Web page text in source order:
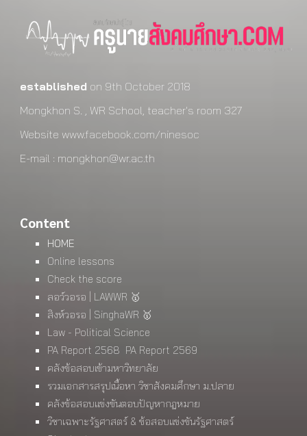
established on 9th October 2018
Mongkhon S. , WR School, teacher's room 327
Website www.facebook.com/ninesoc
E-mail : mongkhon@wr.ac.th
Content
HOME
Online lessons
Check the score
ลอว์วอรอ | LAWWR 🥇
สิงห์วอรอ | SinghaWR 🥇
Law - Political Science
PA Report 2568 PA Report 2569
คลังข้อสอบเข้ามหาวิทยาลัย
รวมเอกสารสรุปเนื้อหา วิชาสังคมศึกษา ม.ปลาย
คลังข้อสอบแข่งขันตอบปัญหากฎหมาย
วิชาเฉพาะรัฐศาสตร์ & ข้อสอบแข่งขันรัฐศาสตร์